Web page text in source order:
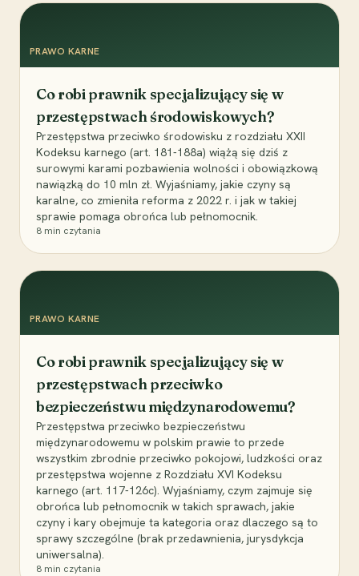
PRAWO KARNE
Co robi prawnik specjalizujący się w
przestępstwach środowiskowych?
Przestępstwa przeciwko środowisku z rozdziału XXII
Kodeksu karnego (art. 181-188a) wiążą się dziś z
surowymi karami pozbawienia wolności i obowiązkową
nawiązką do 10 mln zł. Wyjaśniamy, jakie czyny są
karalne, co zmieniła reforma z 2022 r. i jak w takiej
sprawie pomaga obrońca lub pełnomocnik.
8 min czytania
PRAWO KARNE
Co robi prawnik specjalizujący się w
przestępstwach przeciwko
bezpieczeństwu międzynarodowemu?
Przestępstwa przeciwko bezpieczeństwu
międzynarodowemu w polskim prawie to przede
wszystkim zbrodnie przeciwko pokojowi, ludzkości oraz
przestępstwa wojenne z Rozdziału XVI Kodeksu
karnego (art. 117-126c). Wyjaśniamy, czym zajmuje się
obrońca lub pełnomocnik w takich sprawach, jakie
czyny i kary obejmuje ta kategoria oraz dlaczego są to
sprawy szczególne (brak przedawnienia, jurysdykcja
uniwersalna).
8 min czytania